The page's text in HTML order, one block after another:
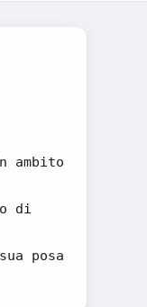
ambito
di
posa